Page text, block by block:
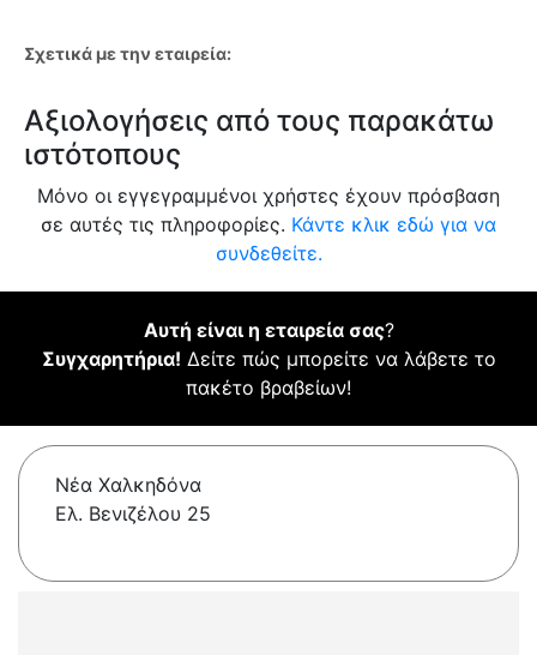
Σχετικά με την εταιρεία:
Αξιολογήσεις από τους παρακάτω
ιστότοπους
Μόνο οι εγγεγραμμένοι χρήστες έχουν πρόσβαση
σε αυτές τις πληροφορίες. Κάντε κλικ εδώ για να
συνδεθείτε.
Αυτή είναι η εταιρεία σας?
Συγχαρητήρια! Δείτε πώς μπορείτε να λάβετε το
πακέτο βραβείων!
Νέα Χαλκηδόνα
Ελ. Βενιζέλου 25